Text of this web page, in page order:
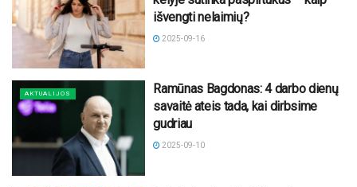
išvengti nelaimių?
2025-09-16
AKTUALIJOS
Ramūnas Bagdonas: 4 darbo dienų
savaitė ateis tada, kai dirbsime
gudriau
2025-09-10